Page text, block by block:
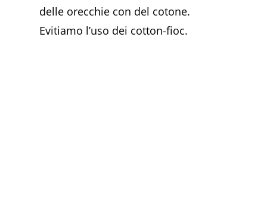
delle orecchie con del cotone.
Evitiamo l’uso dei cotton-fioc.